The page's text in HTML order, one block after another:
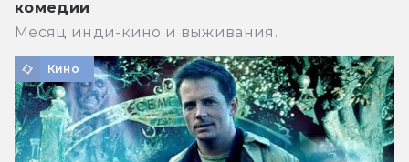
комедии
Месяц инди-кино и выживания.
Кино